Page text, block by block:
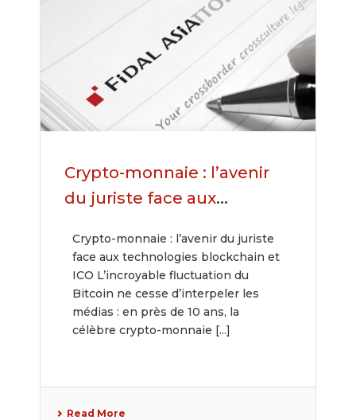
Crypto-monnaie : l’avenir
du juriste face aux
ICO
Crypto-monnaie : l’avenir du juriste
face aux technologies blockchain et
ICO L’incroyable fluctuation du
Bitcoin ne cesse d’interpeler les
médias : en près de 10 ans, la
célèbre crypto-monnaie [...]
Read More